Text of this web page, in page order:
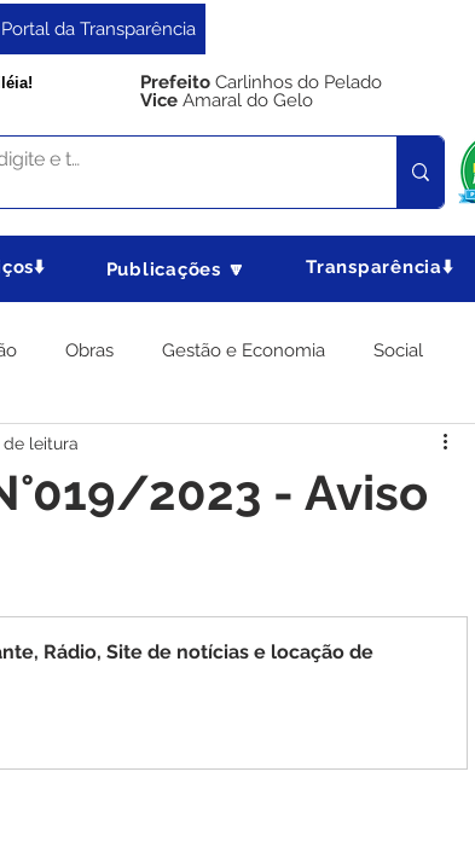
Portal da Transparência
Prefeito Carlinhos do Pelado
Vice Amaral do Gelo
Publicações 🔽 Transparência⬇️
Obras Gestão e Economia Social
Produção Meio Ambiente
Parlamentar Nota de Pesar
2023 - Aviso
leitura
Rádio, Site de notícias e locação de